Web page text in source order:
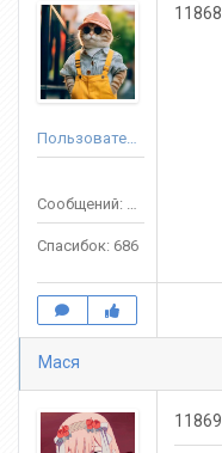
Пользователь
Сообщений: 3688
Спасибок: 686
11868
Мася
11869